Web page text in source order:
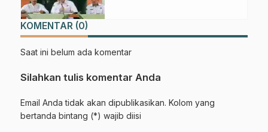
KOMENTAR (0)
Saat ini belum ada komentar
Silahkan tulis komentar Anda
Email Anda tidak akan dipublikasikan. Kolom yang
bertanda bintang (*) wajib diisi